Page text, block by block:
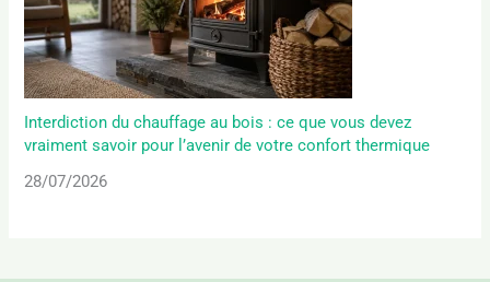
Interdiction du chauffage au bois : ce que vous devez
vraiment savoir pour l’avenir de votre confort thermique
28/07/2026